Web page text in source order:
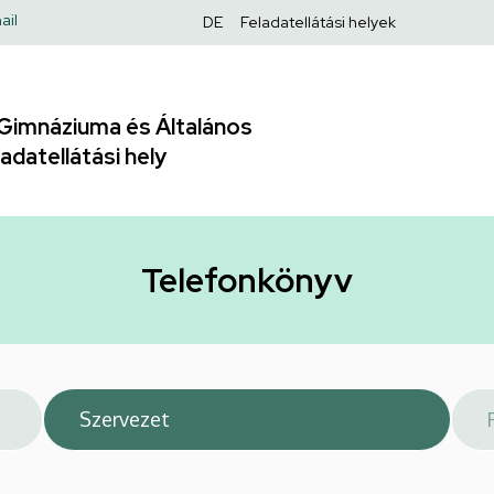
Felső
DE Feladatellátási helyek
és Általános
hely
Telefonkönyv